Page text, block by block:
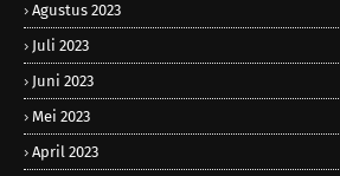
Agustus 2023
Juli 2023
Juni 2023
Mei 2023
April 2023